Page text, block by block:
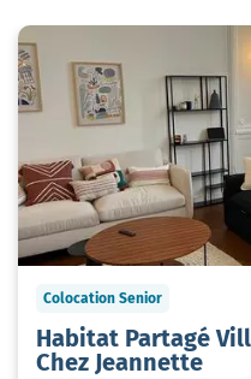
Colocation Senior
Habitat Partagé
Chez Jeannette